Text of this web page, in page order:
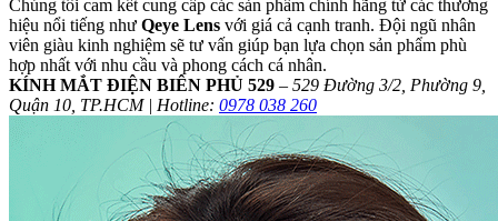
Chúng tôi cam kết cung cấp các sản phẩm chính hãng từ các thương
hiệu nổi tiếng như Qeye Lens với giá cả cạnh tranh. Đội ngũ nhân
viên giàu kinh nghiệm sẽ tư vấn giúp bạn lựa chọn sản phẩm phù
hợp nhất với nhu cầu và phong cách cá nhân.
KÍNH MẮT ĐIỆN BIÊN PHỦ 529 – 529 Đường 3/2, Phường 9,
Quận 10, TP.HCM | Hotline: 0978 038 260